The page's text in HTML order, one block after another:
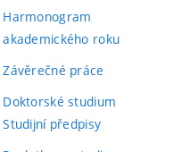
Harmonogram
akademického roku
Závěrečné práce
Doktorské studium
Studijní předpisy